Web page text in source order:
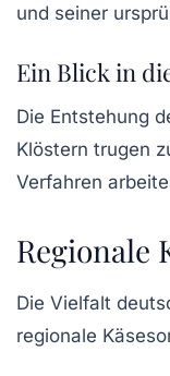
und seiner
Ein Blick in
Die Entstehung
Klöstern trugen
Verfahren
Regionale
Die Vielfalt
regionale